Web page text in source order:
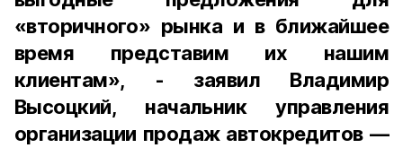
«вторичного» рынка и в ближайшее
время представим их нашим
клиентам», - заявил Владимир
Высоцкий, начальник управления
организации продаж автокредитов —